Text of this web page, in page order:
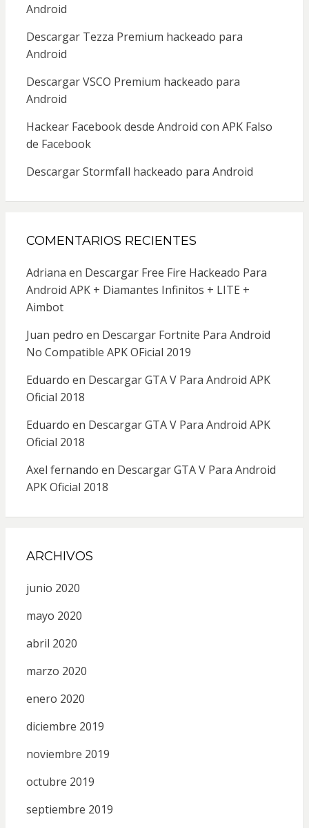
Android
Descargar Tezza Premium hackeado para
Android
Descargar VSCO Premium hackeado para
Android
Hackear Facebook desde Android con APK Falso
de Facebook
Descargar Stormfall hackeado para Android
COMENTARIOS RECIENTES
Adriana en Descargar Free Fire Hackeado Para
Android APK + Diamantes Infinitos + LITE +
Aimbot
Juan pedro en Descargar Fortnite Para Android
No Compatible APK OFicial 2019
Eduardo en Descargar GTA V Para Android APK
Oficial 2018
Eduardo en Descargar GTA V Para Android APK
Oficial 2018
Axel fernando en Descargar GTA V Para Android
APK Oficial 2018
ARCHIVOS
junio 2020
mayo 2020
abril 2020
marzo 2020
enero 2020
diciembre 2019
noviembre 2019
octubre 2019
septiembre 2019